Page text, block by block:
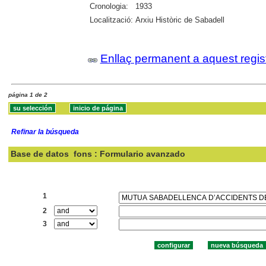
Cronologia:
1933
Localització: Arxiu Històric de Sabadell
Enllaç permanent a aquest
página 1 de 2
Refinar la búsqueda
Base de datos fons : Formulario avanzado
1
2
3